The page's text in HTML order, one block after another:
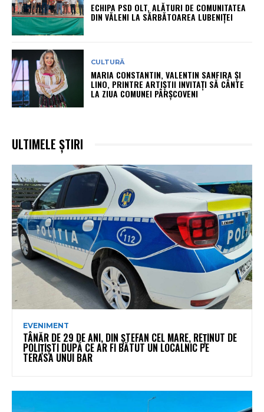
ECHIPA PSD OLT, ALĂTURI DE COMUNITATEA
DIN VĂLENI LA SĂRBĂTOAREA LUBENIȚEI
CULTURĂ
MARIA CONSTANTIN, VALENTIN SANFIRA ȘI
LINO, PRINTRE ARTIȘTII INVITAȚI SĂ CÂNTE
LA ZIUA COMUNEI PÂRȘCOVENI
ULTIMELE ȘTIRI
EVENIMENT
TÂNĂR DE 29 DE ANI, DIN ȘTEFAN CEL MARE, REȚINUT DE
POLIȚIȘTI DUPĂ CE AR FI BĂTUT UN LOCALNIC PE
TERASA UNUI BAR